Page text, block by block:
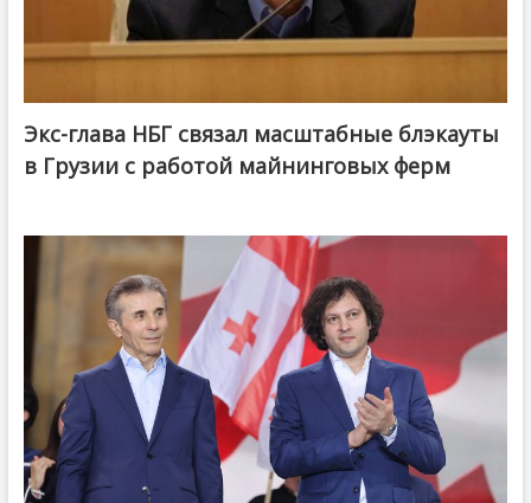
Экс-глава НБГ связал масштабные блэкауты
в Грузии с работой майнинговых ферм